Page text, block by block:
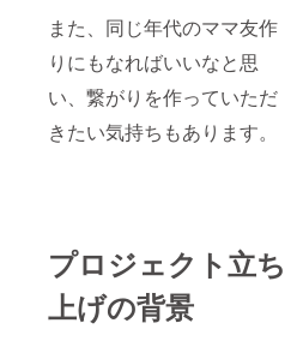
また、同じ年代のママ友作
りにもなればいいなと思
い、繋がりを作っていただ
きたい気持ちもあります。
プロジェクト立ち
上げの背景